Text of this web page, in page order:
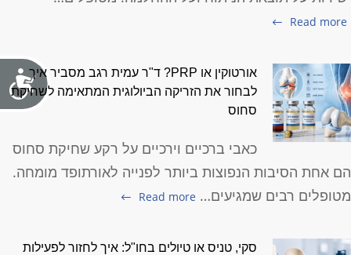
Read more
אורטוקין או PRP? ד"ר עמית רגב מסביר איך
לבחור את הזריקה הביולוגית המתאימה לשחיקת
סחוס
כאבי ברכיים וירכיים על רקע שחיקת סחוס
הם אחת הסיבות הנפוצות ביותר לפנייה לאורתופד מומחה.
מטופלים רבים שמגיעים… Read more
סקי, טניס או טיולים בחו"ל: איך לחזור לפעילות